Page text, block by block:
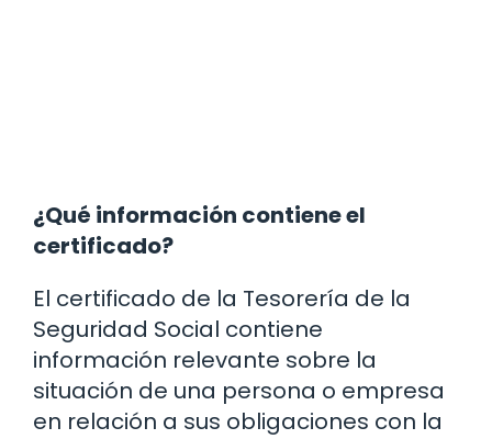
¿Qué información contiene el
certificado?
El certificado de la Tesorería de la
Seguridad Social contiene
información relevante sobre la
situación de una persona o empresa
en relación a sus obligaciones con la